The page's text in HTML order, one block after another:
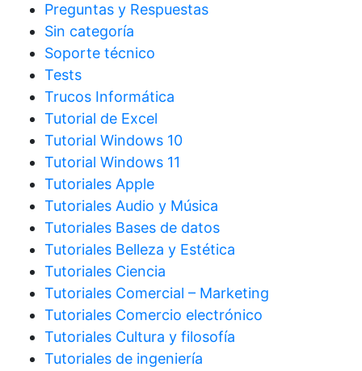
Preguntas y Respuestas
Sin categoría
Soporte técnico
Tests
Trucos Informática
Tutorial de Excel
Tutorial Windows 10
Tutorial Windows 11
Tutoriales Apple
Tutoriales Audio y Música
Tutoriales Bases de datos
Tutoriales Belleza y Estética
Tutoriales Ciencia
Tutoriales Comercial – Marketing
Tutoriales Comercio electrónico
Tutoriales Cultura y filosofía
Tutoriales de ingeniería